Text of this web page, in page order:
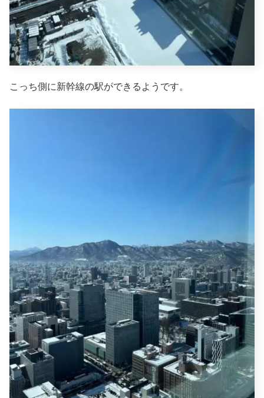
こっち側に新幹線の駅ができるようです。